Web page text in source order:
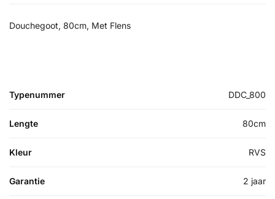
Douchegoot, 80cm, Met Flens
Typenummer DDC_800
Lengte 80cm
Kleur RVS
Garantie 2 jaar